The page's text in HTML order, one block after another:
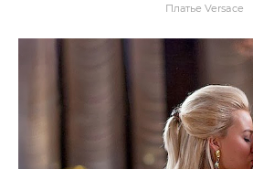
Платье Versace